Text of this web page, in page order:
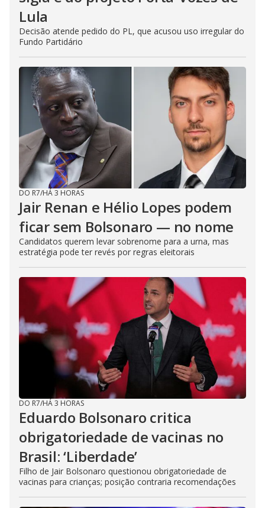
Lula
Decisão atende pedido do PL, que acusou uso irregular do
Fundo Partidário
DO R7/HÁ 3 HORAS
Jair Renan e Hélio Lopes podem
ficar sem Bolsonaro — no nome
Candidatos querem levar sobrenome para a urna, mas
estratégia pode ter revés por regras eleitorais
DO R7/HÁ 3 HORAS
Eduardo Bolsonaro critica
obrigatoriedade de vacinas no
Brasil: ‘Liberdade’
Filho de Jair Bolsonaro questionou obrigatoriedade de
vacinas para crianças; posição contraria recomendações